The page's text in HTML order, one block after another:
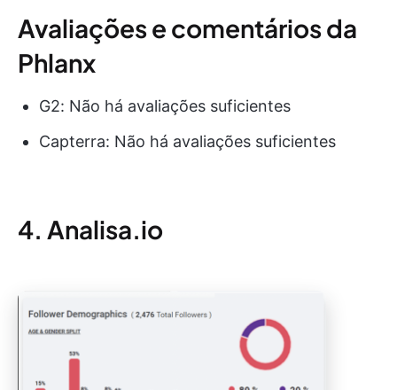
Avaliações e comentários da
Phlanx
G2: Não há avaliações suficientes
Capterra: Não há avaliações suficientes
4. Analisa.io